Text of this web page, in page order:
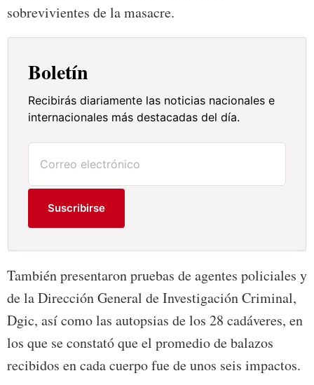
sobrevivientes de la masacre.
Boletín
Recibirás diariamente las noticias nacionales e
internacionales más destacadas del día.
Suscribirse
También presentaron pruebas de agentes policiales y
de la Dirección General de Investigación Criminal,
Dgic, así como las autopsias de los 28 cadáveres, en
los que se constató que el promedio de balazos
recibidos en cada cuerpo fue de unos seis impactos.